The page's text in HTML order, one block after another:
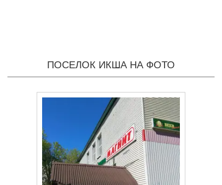
ПОСЕЛОК ИКША НА ФОТО